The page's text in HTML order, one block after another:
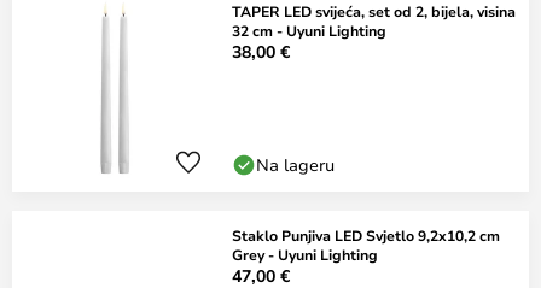
TAPER LED svijeća, set od 2, bijela, visina
32 cm - Uyuni Lighting
38,00 €
Na lageru
Staklo Punjiva LED Svjetlo 9,2x10,2 cm
Grey - Uyuni Lighting
47,00 €